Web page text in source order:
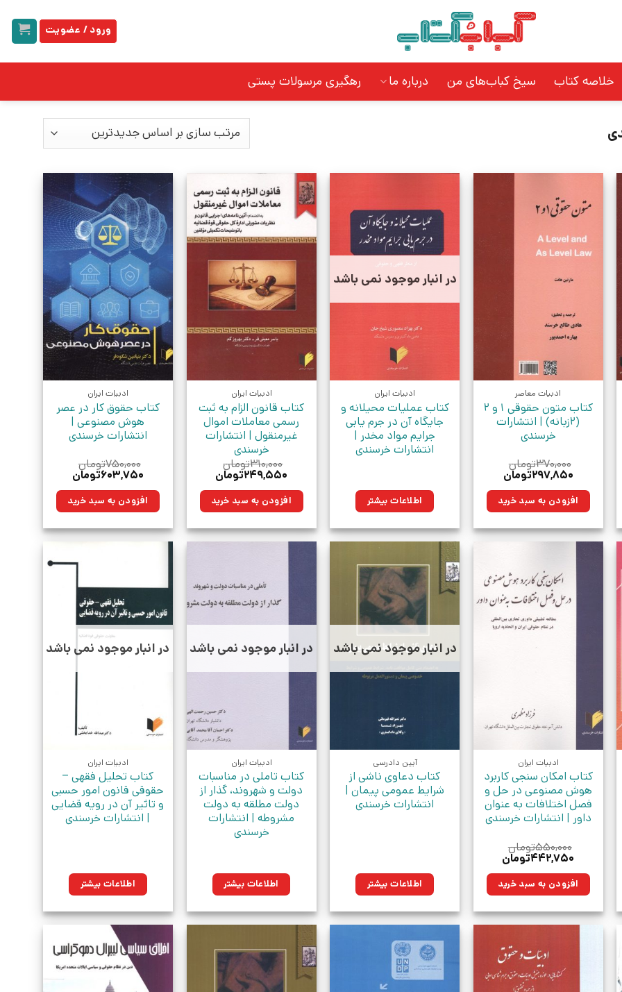
ورود / عضویت
خلاصه کتاب سیخ کباب‌های من درباره ما رهگیری مرسولات پستی
ادبیات معاصر
کتاب متون حقوقی 1 و 2
(2زبانه) | انتشارات
خرسندی
۳۷۰,۰۰۰تومان
قیمت
۳۷۰,۰۰۰تومان
بود.
۲۹۷,۸۵۰تومان
۲۹۷,۸۵۰تومان.افزودن به سبد خرید
در انبار موجود نمی باشد
ادبیات ایران
کتاب عملیات محیلانه و
جایگاه آن در جرم یابی
جرایم مواد مخدر |
انتشارات خرسندی
اطلاعات بیشتر
ادبیات ایران
کتاب قانون الزام به ثبت
رسمی معاملات اموال
غیرمنقول | انتشارات
خرسندی
۳۱۰,۰۰۰تومان
قیمت
۳۱۰,۰۰۰تومان
بود.
۲۴۹,۵۵۰تومانقیمت
۲۴۹,۵۵۰تومان.افزودن به سبد خرید
ادبیات ایران
کتاب حقوق کار در عصر
هوش مصنوعی |
انتشارات خرسندی
۷۵۰,۰۰۰تومان
قیمت
۷۵۰,۰۰۰تومان
بود.
۶۰۳,۷۵۰تومان
۶۰۳,۷۵۰تومان.افزودن به سبد خرید
ادبیات ایران
کتاب امکان سنجی کاربرد
هوش مصنوعی در حل و
فصل اختلافات به عنوان
داور | انتشارات خرسندی
۵۵۰,۰۰۰تومان
قیمت
۵۵۰,۰۰۰تومان
بود.
۴۴۲,۷۵۰تومانقیمت
۴۴۲,۷۵۰تومان.افزودن به سبد خرید
در انبار موجود نمی باشد
آیین دادرسی
کتاب دعاوی ناشی از
شرایط عمومی پیمان |
انتشارات خرسندی
اطلاعات بیشتر
در انبار موجود نمی باشد
ادبیات ایران
کتاب تاملی در مناسبات
دولت و شهروند، گذار از
دولت مطلقه به دولت
مشروطه‮‏‫ | انتشارات
خرسندی
اطلاعات بیشتر
در انبار موجود نمی باشد
ادبیات ایران
کتاب تحلیل فقهی –
حقوقی قانون امور حسبی
و تاثیر آن در رویه قضایی
| انتشارات خرسندی
اطلاعات بیشتر